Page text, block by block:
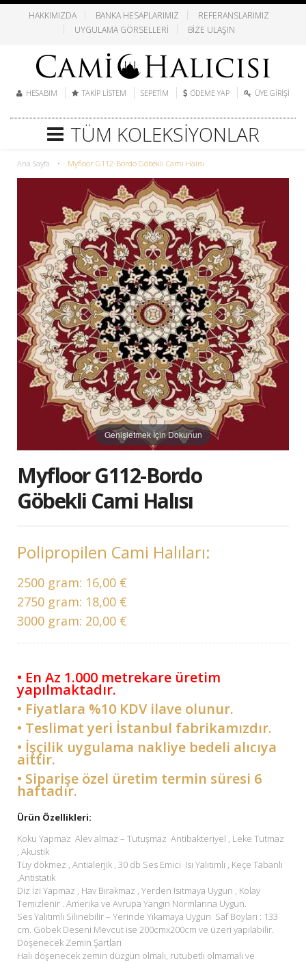
HAKKIMIZDA BANKA HESAPLARIMIZ
REFERANSLARIMIZ
UYGULAMA GÖRSELLERI
BIZE ULAŞIN
HESABIM TAKIP LISTEM SEPETIM ÖDEME YAP ÜYE GIRIŞI
TÜM KOLEKSIYONLAR
Ana Sayfa • Myfloor G112-Bordo Göbekli Cami Halısı
Genişletmek İçin Dokunun
Myfloor G112-Bordo
Göbekli Cami Halısı
Polipropilen Cami Halıları:
2500 gram: 16,00 €
2750 gram: 18,00 €
3000 gram: 20,00 €
• En Az 1.000 metrekare üretim
yapılmaktadır.
• Fiyatlara %10 KDV ilave olunur.
• Teslimat yeri İstanbul fabrikamızdır.
• İşçilik uygulama nakliye bedeli alıcıya
aittir.
• Siparişe özel üretim termin süresi 6
haftadır.
Ürün Özellikleri:
Koku Yapmaz Alev almaz – Tutuşmaz Antibakteriyel , Leke Tutmaz
, Akustik
Tüy dökmez , Antialerjik , 30 db Ses Emici Isı Yalıtımlı , Keçe Tabanlı
,Antistatik
Diz İzi Yapmaz , Hav Bırakmaz , Yerden Isıtmaya Uygun , Kolay
Temizlenir . Amerika ve Avrupa Yangın Normlarına Uygun.
Ses Yalıtımlı Silinebilir – Yerinde Yıkamaya Uygun Saf Boyları : 133
cm. Göbek Deseni Mevcut ise 200cmx200cm ve üzeri yapılabilir.
Döşenecek Zemin Şartları
Halı döşenecek zemin düzgün olmalı, rutubetli olmamalı ve